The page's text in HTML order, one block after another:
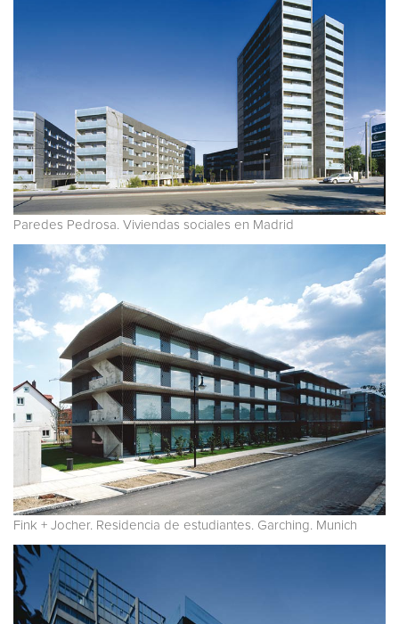
Paredes Pedrosa. Viviendas sociales en Madrid
Fink + Jocher. Residencia de estudiantes. Garching. Munich